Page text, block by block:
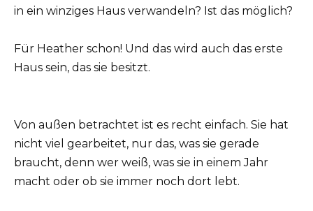
in ein winziges Haus verwandeln? Ist das möglich?
Für Heather schon! Und das wird auch das erste
Haus sein, das sie besitzt.
Von außen betrachtet ist es recht einfach. Sie hat
nicht viel gearbeitet, nur das, was sie gerade
braucht, denn wer weiß, was sie in einem Jahr
macht oder ob sie immer noch dort lebt.